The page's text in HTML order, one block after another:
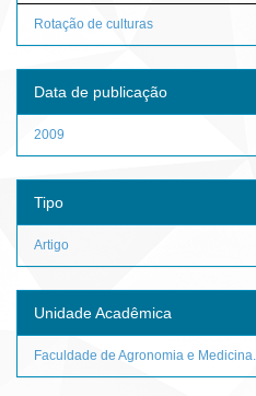
Rotação de culturas
Data de publicação
2009
Tipo
Artigo
Unidade Acadêmica
Faculdade de Agronomia e Medicina...